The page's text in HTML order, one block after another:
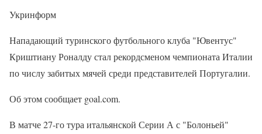
Укринформ
Нападающий туринского футбольного клуба "Ювентус"
Криштиану Роналду стал рекордсменом чемпионата Италии
по числу забитых мячей среди представителей Португалии.
Об этом сообщает goal.com.
В матче 27-го тура итальянской Серии А с "Болоньей"